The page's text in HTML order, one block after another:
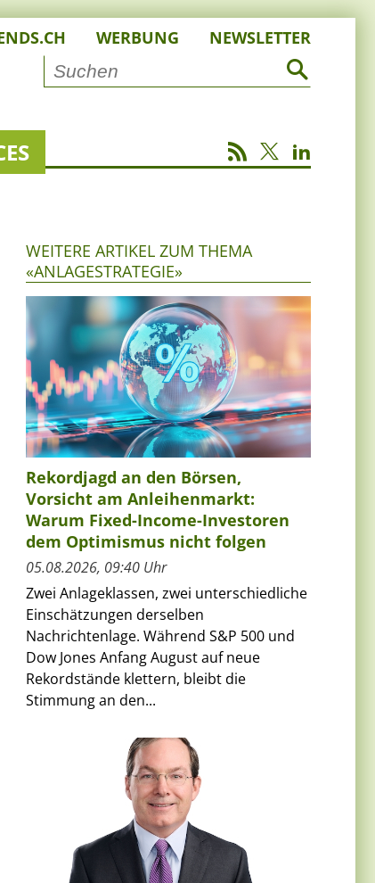
WERBUNG NEWSLETTER
WEITERE ARTIKEL ZUM THEMA
«ANLAGESTRATEGIE»
Rekordjagd an den Börsen,
Vorsicht am Anleihenmarkt:
Warum Fixed-Income-Investoren
dem Optimismus nicht folgen
05.08.2026, 09:40 Uhr
Zwei Anlageklassen, zwei unterschiedliche
Einschätzungen derselben
Nachrichtenlage. Während S&P 500 und
Dow Jones Anfang August auf neue
Rekordstände klettern, bleibt die
Stimmung an den...